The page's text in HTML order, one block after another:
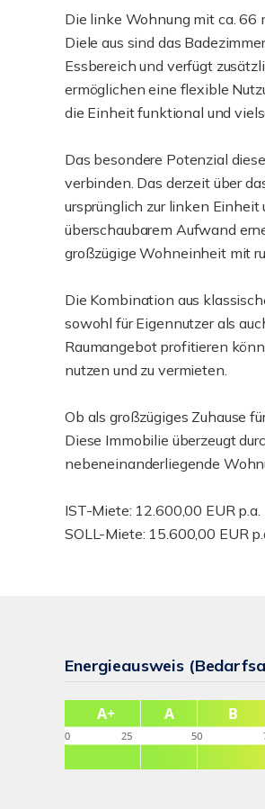
Die linke Wohnung mit ca. 66
Diele aus sind das
Essbereich und verfügt
ermöglichen eine flexible
die Einheit funktional und
Das besondere Potenzial
verbinden. Das derzeit über
ursprünglich zur linken
überschaubarem Aufwand
großzügige Wohneinheit mit
Die Kombination aus
sowohl für Eigennutzer als
Raumangebot profitieren
nutzen und zu vermieten.
Ob als großzügiges Zuhause
Diese Immobilie überzeugt
nebeneinanderliegende
IST-Miete: 12.600,00 EUR p.a.
SOLL-Miete: 15.600,00 EUR
Energieausweis